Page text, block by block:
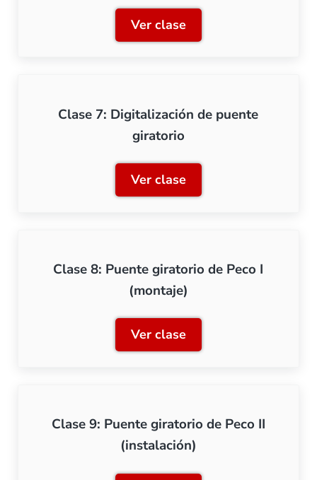
Ver claseClase 6: Puente giratorio
Clase 7: Digitalización de puente
giratorio
Ver claseClase 7: Digitalización de
Clase 8: Puente giratorio de Peco I
(montaje)
Ver claseClase 8: Puente giratorio
Clase 9: Puente giratorio de Peco II
(instalación)